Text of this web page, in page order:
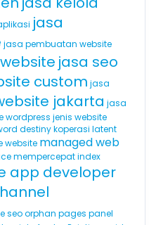
jasa
jasa pembuatan website
jasa seo
custom jasa
jakarta jasa
wordpress jenis website
destinykoperasi latent
website managed web
mempercepat index
app developer
seoorphan pages panel